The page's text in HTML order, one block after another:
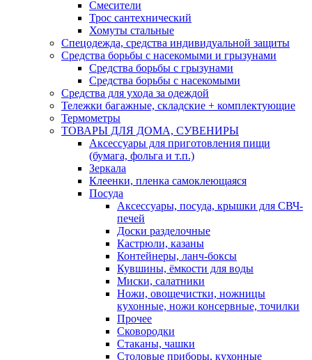
Смесители
Трос сантехнический
Хомуты стальные
Спецодежда, средства индивидуальной защиты
Средства борьбы с насекомыми и грызунами
Средства борьбы с грызунами
Средства борьбы с насекомыми
Средства для ухода за одеждой
Тележки багажные, складские + комплектующие
Термометры
ТОВАРЫ ДЛЯ ДОМА, СУВЕНИРЫ
Аксессуары для приготовления пищи
(бумага, фольга и т.п.)
Зеркала
Клеенки, пленка самоклеющаяся
Посуда
Аксессуары, посуда, крышки для СВЧ-
печей
Доски разделочные
Кастрюли, казаны
Контейнеры, ланч-боксы
Кувшины, ёмкости для воды
Миски, салатники
Ножи, овощечистки, ножницы
кухонные, ножи консервные, точилки
Прочее
Сковородки
Стаканы, чашки
Столовые приборы, кухонные